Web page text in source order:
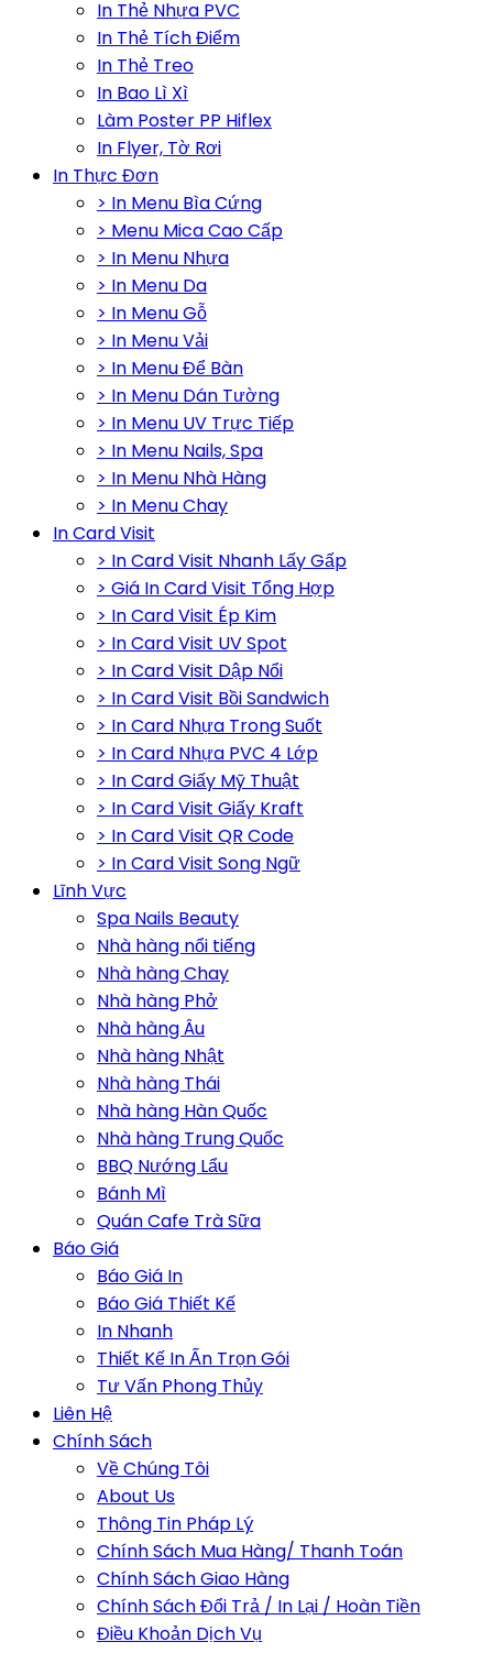
In Thẻ Nhựa PVC
In Thẻ Tích Điểm
In Thẻ Treo
In Bao Lì Xì
Làm Poster PP Hiflex
In Flyer, Tờ Rơi
In Thực Đơn
> In Menu Bìa Cứng
> Menu Mica Cao Cấp
> In Menu Nhựa
> In Menu Da
> In Menu Gỗ
> In Menu Vải
> In Menu Để Bàn
> In Menu Dán Tường
> In Menu UV Trực Tiếp
> In Menu Nails, Spa
> In Menu Nhà Hàng
> In Menu Chay
In Card Visit
> In Card Visit Nhanh Lấy Gấp
> Giá In Card Visit Tổng Hợp
> In Card Visit Ép Kim
> In Card Visit UV Spot
> In Card Visit Dập Nổi
> In Card Visit Bồi Sandwich
> In Card Nhựa Trong Suốt
> In Card Nhựa PVC 4 Lớp
> In Card Giấy Mỹ Thuật
> In Card Visit Giấy Kraft
> In Card Visit QR Code
> In Card Visit Song Ngữ
Lĩnh Vực
Spa Nails Beauty
Nhà hàng nổi tiếng
Nhà hàng Chay
Nhà hàng Phở
Nhà hàng Âu
Nhà hàng Nhật
Nhà hàng Thái
Nhà hàng Hàn Quốc
Nhà hàng Trung Quốc
BBQ Nướng Lẩu
Bánh Mì
Quán Cafe Trà Sữa
Báo Giá
Báo Giá In
Báo Giá Thiết Kế
In Nhanh
Thiết Kế In Ấn Trọn Gói
Tư Vấn Phong Thủy
Liên Hệ
Chính Sách
Về Chúng Tôi
About Us
Thông Tin Pháp Lý
Chính Sách Mua Hàng/ Thanh Toán
Chính Sách Giao Hàng
Chính Sách Đổi Trả / In Lại / Hoàn Tiền
Điều Khoản Dịch Vụ